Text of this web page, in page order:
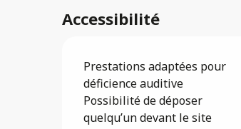
Accessibilité
Prestations adaptées pour
déficience auditive
Possibilité de déposer
quelqu’un devant le site